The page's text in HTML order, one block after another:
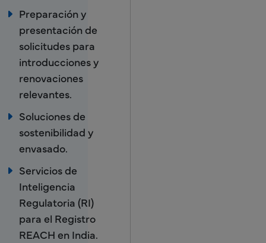
Preparación y
presentación de
solicitudes para
introducciones y
renovaciones
relevantes.
Soluciones de
sostenibilidad y
envasado.
Servicios de
Inteligencia
Regulatoria (RI)
para el Registro
REACH en India.